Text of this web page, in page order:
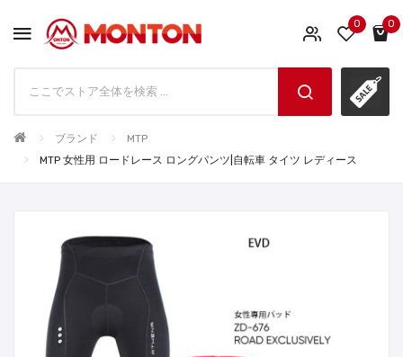
0 0
ブランド
MTP
MTP 女性用 ロードレース ロングパンツ|自転車 タイツ レディース